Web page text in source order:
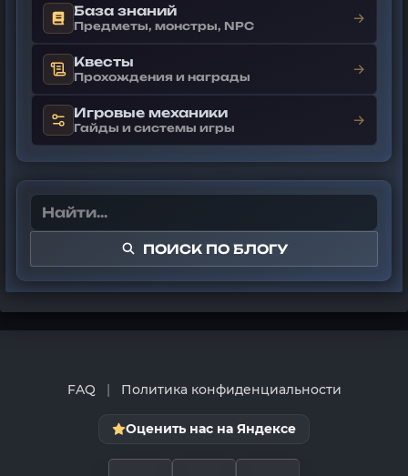
База знаний
Предметы, монстры, NPC →
Квесты
Прохождения и награды →
Игровые механики
Гайды и системы игры →
ПОИСК ПО БЛОГУ
FAQ | Политика конфиденциальности
Оценить нас на Яндексе